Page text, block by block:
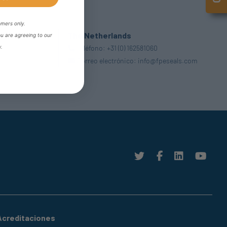
The Netherlands
Teléfono: +31 (0) 162581060
Correo electrónico: info@fpeseals.com
only.
are agreeing to our